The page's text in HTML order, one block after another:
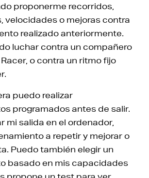
proponerme recorridos,
velocidades o mejoras contra
realizado anteriormente.
luchar contra un compañero
o contra un ritmo fijo
puedo realizar
programados antes de salir.
mi salida en el ordenador,
a repetir y mejorar o
Puedo también elegir un
basado en mis capacidades